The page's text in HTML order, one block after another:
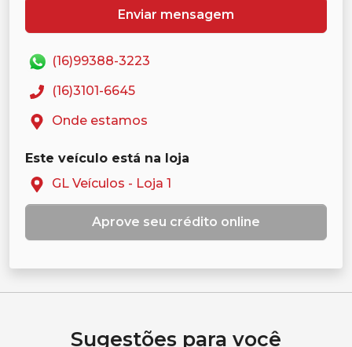
Enviar mensagem
(16)99388-3223
(16)3101-6645
Onde estamos
Este veículo está na loja
GL Veículos - Loja 1
Aprove seu crédito online
Sugestões para você